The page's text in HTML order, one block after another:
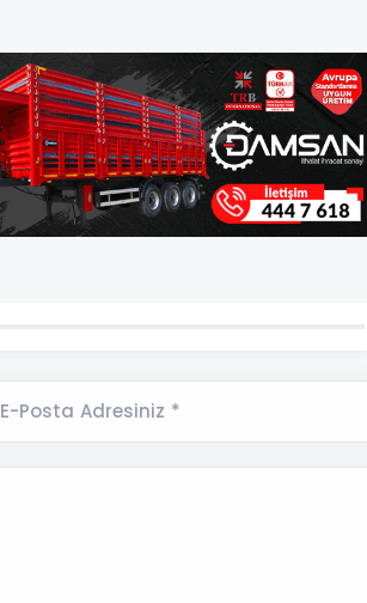
E-Posta Adresiniz *